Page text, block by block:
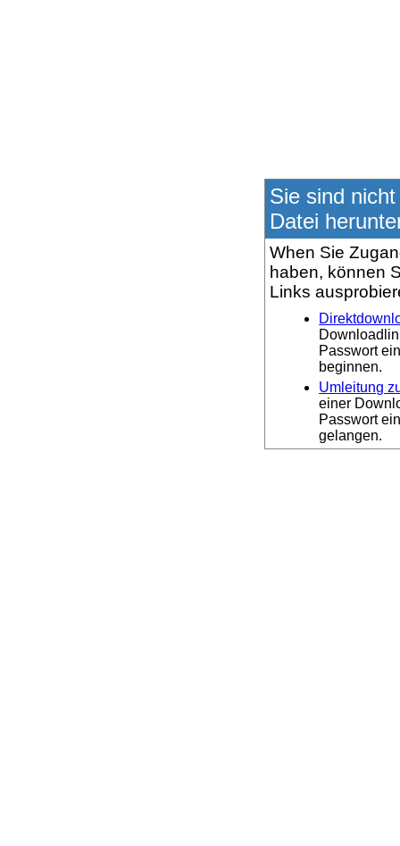
Sie sind
Datei
When Sie
haben, können
Links
Passwort
beginnen.
Umleitung
einer
Passwort
gelangen.